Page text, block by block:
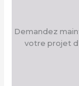
Demandez
votre projet